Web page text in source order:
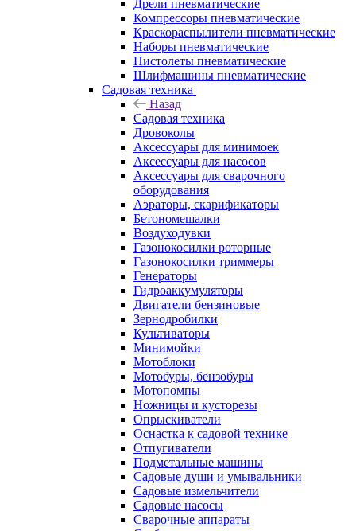
Дрели пневматические
Компрессоры пневматические
Краскораспылители пневматические
Наборы пневматические
Пистолеты пневматические
Шлифмашины пневматические
Садовая техника
Назад
Садовая техника
Дровоколы
Аксессуары для минимоек
Аксессуары для насосов
Аксессуары для сварочного
оборудования
Аэраторы, скарификаторы
Бетономешалки
Воздуходувки
Газонокосилки роторные
Газонокосилки триммеры
Генераторы
Гидроаккумуляторы
Двигатели бензиновые
Зернодробилки
Культиваторы
Минимойки
Мотоблоки
Мотобуры, бензобуры
Мотопомпы
Ножницы и кусторезы
Опрыскиватели
Оснастка к садовой технике
Отпугиватели
Подметальные машины
Садовые души и умывальники
Садовые измельчители
Садовые насосы
Сварочные аппараты